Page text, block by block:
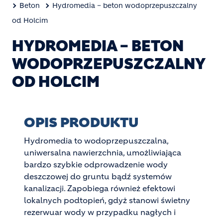
Beton
Hydromedia – beton wodoprzepuszczalny
od Holcim
HYDROMEDIA – BETON
WODOPRZEPUSZCZALNY
OD HOLCIM
OPIS PRODUKTU
Hydromedia to wodoprzepuszczalna,
uniwersalna nawierzchnia, umożliwiająca
bardzo szybkie odprowadzenie wody
deszczowej do gruntu bądź systemów
kanalizacji. Zapobiega również efektowi
lokalnych podtopień, gdyż stanowi świetny
rezerwuar wody w przypadku nagłych i